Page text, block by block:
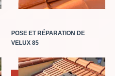
POSE ET RÉPARATION DE
VELUX 85